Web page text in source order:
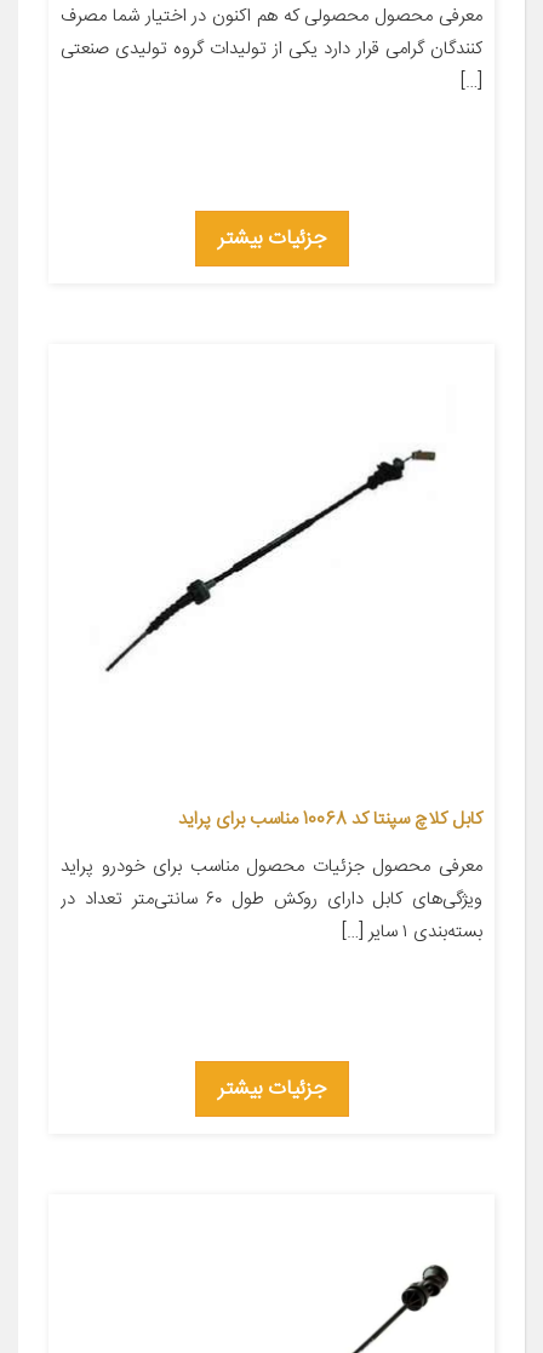
معرفی محصول محصولی که هم اکنون در اختیار شما مصرف
کنندگان گرامی قرار دارد یکی از تولیدات گروه تولیدی صنعتی
[…]
جزئیات بیشتر
کابل کلاچ سپنتا کد 10068 مناسب برای پراید
معرفی محصول جزئیات محصول مناسب برای خودرو پراید
ویژگی‌های کابل دارای روکش طول ۶۰ سانتی‌متر تعداد در
بسته‌بندی ۱ سایر […]
جزئیات بیشتر